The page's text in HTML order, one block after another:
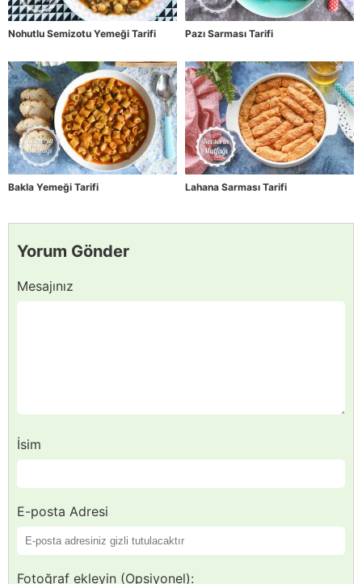
Nohutlu Semizotu Yemeği Tarifi Pazı Sarması Tarifi
Bakla Yemeği Tarifi Lahana Sarması Tarifi
Yorum Gönder
Mesajınız
İsim
E-posta Adresi
Fotoğraf ekleyin (Opsiyonel):